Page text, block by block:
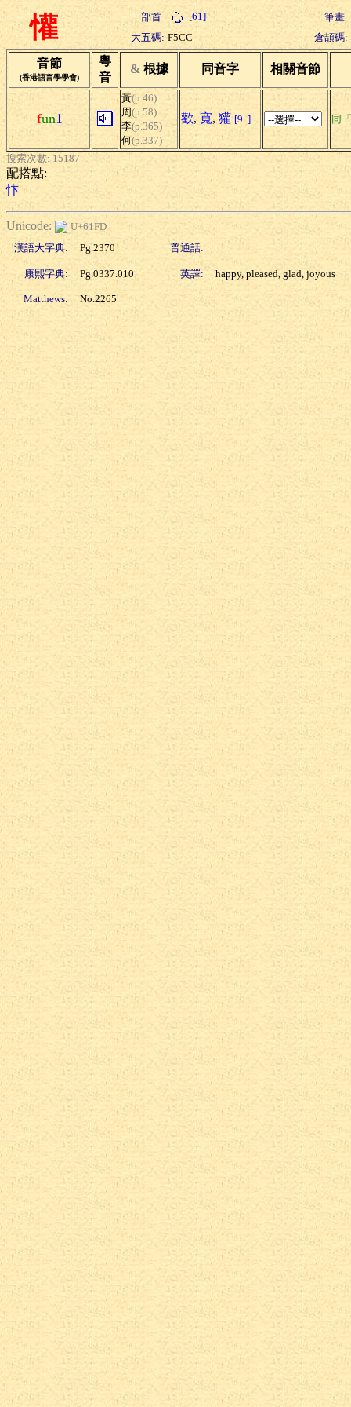
懽 部首: [61]
筆畫:
大五碼: F5CC 倉頡碼:
音節
(香港語言學學會)
粵
音
& 根據 同音字 相關音節
fun1
黃(p.46)
周(p.58)
李(p.365)
何(p.337)
歡, 寬, 獾 [9..] 同
搜索次數: 15187
配搭點:
忭
Unicode:
U+61FD
漢語大字典:
Pg.2370 普通話:
康熙字典: Pg.0337.010 英譯: happy, pleased, glad, joyous
Matthews: No.2265